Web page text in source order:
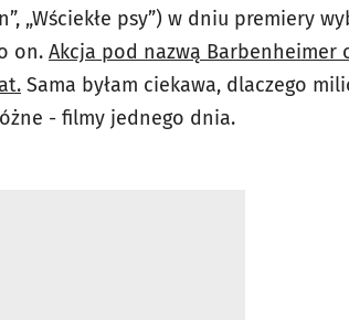
„Wściekłe psy”) w dniu premiery
on. Akcja pod nazwą Barbenheimer
Sama byłam ciekawa, dlaczego
- filmy jednego dnia.